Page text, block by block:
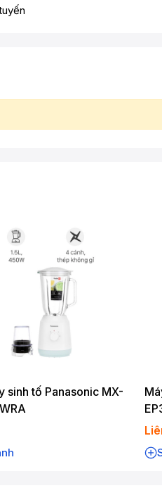
sinh tố Panasonic MX-